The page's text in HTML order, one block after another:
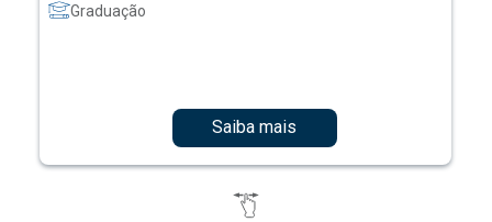
Graduação
Saiba mais